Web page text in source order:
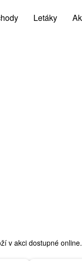
Letáky
v akci dostupné online.